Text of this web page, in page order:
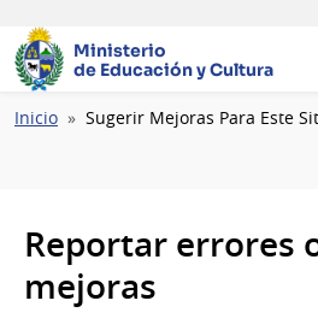
Ministerio
de Educación y Cultura
Ruta
Inicio Sugerir Mejoras Para Este
Reportar errores
mejoras